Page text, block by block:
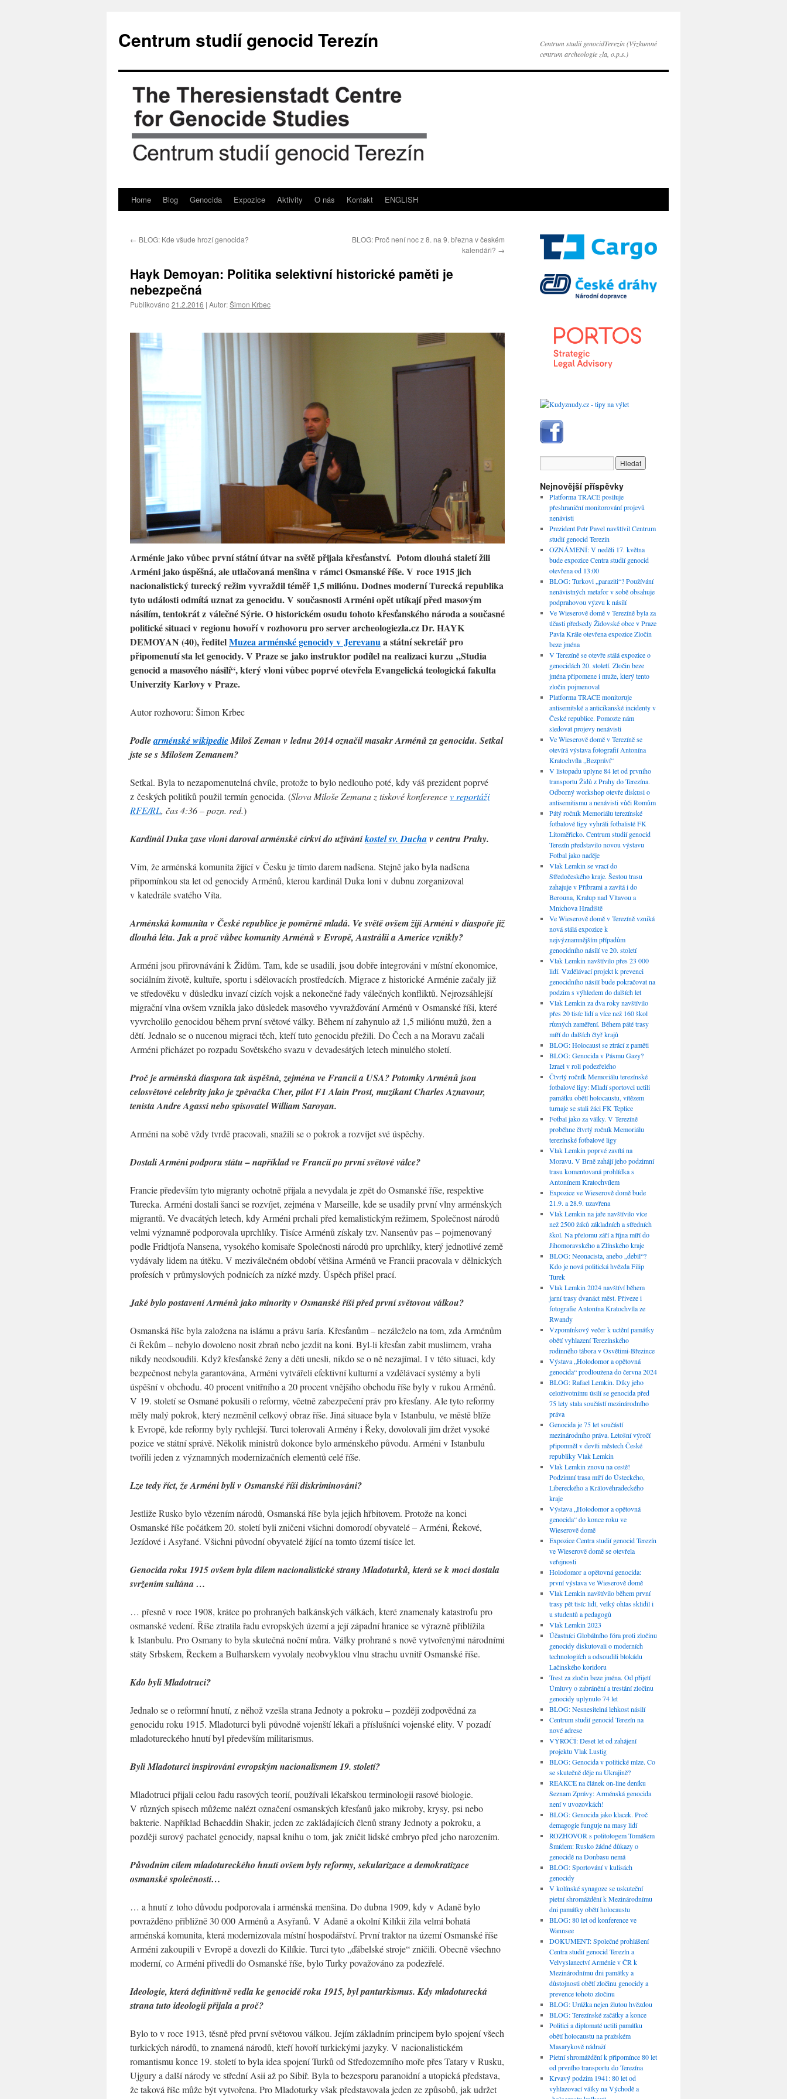
obsahu
webu
Centrum studií genocid Terezín
Centrum studií genocidTerezín (Výzkumné
centrum archeologie zla, o.p.s.)
Home Blog Genocida Expozice Aktivity O nás Kontakt ENGLISH
← BLOG: Kde všude hrozí genocida?
BLOG: Proč není noc z 8. na 9. března v českém
kalendáři? →
Hayk Demoyan: Politika selektivní historické paměti je
nebezpečná
Publikováno 21.2.2016 | Autor:Šimon Krbec
Arménie jako vůbec první státní útvar na světě přijala křesťanství. Potom dlouhá staletí žili
Arméni jako úspěšná, ale utlačovaná menšina v rámci Osmanské říše. V roce 1915 jich
nacionalistický turecký režim vyvraždil téměř 1,5 miliónu. Dodnes moderní Turecká republika
tyto události odmítá uznat za genocidu. V současnosti Arméni opět utíkají před masovým
násilím, tentokrát z válečné Sýrie. O historickém osudu tohoto křesťanského národa a současné
politické situaci v regionu hovoří v rozhovoru pro server archeologiezla.cz Dr. HAYK
DEMOYAN (40), ředitelMuzea arménské genocidy v Jerevanua státní sekretář pro
připomenutí sta let genocidy. V Praze se jako instruktor podílel na realizaci kurzu „Studia
genocid a masového násilí“, který vloni vůbec poprvé otevřela Evangelická teologická fakulta
Univerzity Karlovy v Praze.
Autor rozhovoru: Šimon Krbec
Podlearménské wikipedieMiloš Zeman v lednu 2014 označil masakr Arménů za genocidu. Setkal
jste se s Milošem Zemanem?
Setkal. Byla to nezapomenutelná chvíle, protože to bylo nedlouho poté, kdy váš prezident poprvé
z českých politiků použil termín genocida. (Slova Miloše Zemana z tiskové konferencev reportáži
RFE/RL, čas 4:36 – pozn. red.)
Kardinál Duka zase vloni daroval arménské církvi do užíváníkostel sv. Duchav centru Prahy.
Vím, že arménská komunita žijící v Česku je tímto darem nadšena. Stejně jako byla nadšena
připomínkou sta let od genocidy Arménů, kterou kardinál Duka loni v dubnu zorganizoval
v katedrále svatého Víta.
Arménská komunita v České republice je poměrně mladá. Ve světě ovšem žijí Arméni v diaspoře již
dlouhá léta. Jak a proč vůbec komunity Arménů v Evropě, Austrálii a Americe vznikly?
Arméni jsou přirovnáváni k Židům. Tam, kde se usadili, jsou dobře integrováni v místní ekonomice,
sociálním životě, kultuře, sportu i sdělovacích prostředcích. Migrace z historické Arménie začaly již
ve středověku v důsledku invazí cizích vojsk a nekonečné řady válečných konfliktů. Nejrozsáhlejší
migrační vlna ovšem vznikla jako důsledek masového vyvražďování Arménů v Osmanské říši, které
vyvrcholilo genocidou během první světové války. Během ní zahynulo až 1,5 miliónu mužů, žen a
dětí. Jednalo se o nucenou migraci těch, kteří tuto genocidu přežili. Do Čech a na Moravu začali
Arméni přicházet po rozpadu Sovětského svazu v devadesátých letech minulého století.
Proč je arménská diaspora tak úspěšná, zejména ve Francii a USA? Potomky Arménů jsou
celosvětové celebrity jako je zpěvačka Cher, pilot F1 Alain Prost, muzikant Charles Aznavour,
tenista Andre Agassi nebo spisovatel William Saroyan.
Arméni na sobě vždy tvrdě pracovali, snažili se o pokrok a rozvíjet své úspěchy.
Dostali Arméni podporu státu – například ve Francii po první světové válce?
Francie především tyto migranty ochotně přijala a nevydala je zpět do Osmanské říše, respektive
Turecka. Arméni dostali šanci se rozvíjet, zejména v Marseille, kde se usadily první vlny arménských
migrantů. Ve dvacátých letech, kdy Arméni prchali před kemalistickým režimem, Společnost národů
velmi významně podporovala uprchlíky. Tisíce Arménů získaly tzv. Nansenův pas – pojmenovaný
podle Fridtjofa Nansena, vysokého komisaře Společnosti národů pro uprchlíky, který jednotlivé země
vydávaly lidem na útěku. V meziválečném období většina Arménů ve Francii pracovala v dělnických
profesích v průmyslových podnicích za nízké mzdy. Úspěch přišel prací.
Jaké bylo postavení Arménů jako minority v Osmanské říši před první světovou válkou?
Osmanská říše byla založena na islámu a právu šaría. Křesťanům – nezáleželo na tom, zda Arménům
či Řekům – nebylo dovoleno nosit zbraň nebo jezdit na koni. Byl-li křesťan zabit muslimem, vraha
nikdy neodsoudili. Když křesťanské ženy a děti unesli, nikdo se o ně nezajímal. I v této situaci, kdy
bezpečnost nebyla garantována, Arméni vytvářeli efektivní kulturní a vzdělávací systémy a byli
úspěšní v obchodu. 40 procent vnitřního a 20 procent vnějšího obchodu říše byly v rukou Arménů.
V 19. století se Osmané pokusili o reformy, včetně zabezpečení práv pro křesťany. Ale tyto reformy
měly malý pokrok, který nezměnil celkový obraz říše. Jiná situace byla v Istanbulu, ve městě blíže
k Evropě, kde reformy byly rychlejší. Turci tolerovali Armény i Řeky, dovolovali jim držet vysoké
pozice ve státní správě. Několik ministrů dokonce bylo arménského původu. Arméni v Istanbulu
tvořili jeden z významných modernizačních elementů celé říše.
Lze tedy říct, že Arméni byli v Osmanské říši diskriminováni?
Jestliže Rusko bylo vězením národů, Osmanská říše byla jejich hřbitovem. Protože na konci
Osmanské říše počátkem 20. století byli zničeni všichni domorodí obyvatelé – Arméni, Řekové,
Jezídové i Asyřané. Všichni původní obyvatelé žijící na tomto území tisíce let.
Genocida roku 1915 ovšem byla dílem nacionalistické strany Mladoturků, která se k moci dostala
svržením sultána …
… přesně v roce 1908, krátce po prohraných balkánských válkách, které znamenaly katastrofu pro
osmanské vedení. Říše ztratila řadu evropských území a její západní hranice se výrazně přiblížila
k Istanbulu. Pro Osmany to byla skutečná noční můra. Války prohrané s nově vytvořenými národními
státy Srbskem, Řeckem a Bulharskem vyvolaly neobvyklou vlnu strachu uvnitř Osmanské říše.
Kdo byli Mladotruci?
Jednalo se o reformní hnutí, z něhož vzešla strana Jednoty a pokroku – později zodpovědná za
genocidu roku 1915. Mladoturci byli původně vojenští lékaři a příslušníci vojenské elity. V pozadí
mladotureckého hnutí byl především militarismus.
Byli Mladoturci inspirováni evropským nacionalismem 19. století?
Mladotruci přijali celou řadu rasových teorií, používali lékařskou terminologii rasové biologie.
V různých spisech můžeme nalézt označení osmanských křesťanů jako mikroby, krysy, psi nebo
bakterie. Například Behaeddin Shakir, jeden ze zakládajících členů strany Jednoty a pokroku, a
později surový pachatel genocidy, napsal knihu o tom, jak zničit lidské embryo před jeho narozením.
Původním cílem mladotureckého hnutí ovšem byly reformy, sekularizace a demokratizace
osmanské společnosti…
… a hnutí z toho důvodu podporovala i arménská menšina. Do dubna 1909, kdy v Adaně bylo
povražděno přibližně 30 000 Arménů a Asyřanů. V Adaně a okolní Kilíkii žila velmi bohatá
arménská komunita, která modernizovala místní hospodářství. První traktor na území Osmanské říše
Arméni zakoupili v Evropě a dovezli do Kilíkie. Turci tyto „ďábelské stroje“ zničili. Obecně všechno
moderní, co Arméni přivedli do Osmanské říše, bylo Turky považováno za podezřelé.
Ideologie, která definitivně vedla ke genocidě roku 1915, byl panturkismus. Kdy mladoturecká
strana tuto ideologii přijala a proč?
Bylo to v roce 1913, těsně před první světovou válkou. Jejím základním principem bylo spojení všech
turkických národů, to znamená národů, kteří hovoří turkickými jazyky. V nacionalistickém
romantismu konce 19. století to byla idea spojení Turků od Středozemního moře přes Tatary v Rusku,
Ujgury a další národy ve střední Asii až po Sibiř. Byla to bezesporu paranoidní a utopická představa,
že taková říše může být vytvořena. Pro Mladoturky však představovala jeden ze způsobů, jak udržet
Nejnovější příspěvky
Platforma TRACE posiluje
přeshraniční monitorování projevů
nenávisti
Prezident Petr Pavel navštívil Centrum
studií genocid Terezín
OZNÁMENÍ: V neděli 17. května
bude expozice Centra studií genocid
otevřena od 13:00
BLOG: Turkovi „paraziti“? Používání
nenávistných metafor v sobě obsahuje
podprahovou výzvu k násilí
Ve Wieserově domě v Terezíně byla za
účasti předsedy Židovské obce v Praze
Pavla Krále otevřena expozice Zločin
beze jména
V Terezíně se otevře stálá expozice o
genocidách 20. století. Zločin beze
jména připomene i muže, který tento
zločin pojmenoval
Platforma TRACE monitoruje
antisemitské a anticikanské incidenty v
České republice. Pomozte nám
sledovat projevy nenávisti
Ve Wieserově domě v Terezíně se
otevírá výstava fotografií Antonína
Kratochvíla „Bezpráví“
V listopadu uplyne 84 let od prvního
transportu Židů z Prahy do Terezína.
Odborný workshop otevře diskusi o
antisemitismu a nenávisti vůči Romům
Pátý ročník Memoriálu terezínské
fotbalové ligy vyhráli fotbalisté FK
Litoměřicko. Centrum studií genocid
Terezín představilo novou výstavu
Fotbal jako naděje
Vlak Lemkin se vrací do
Středočeského kraje. Šestou trasu
zahajuje v Příbrami a zavítá i do
Berouna, Kralup nad Vltavou a
Mnichova Hradiště
Ve Wieserově domě v Terezíně vzniká
nová stálá expozice k
nejvýznamnějším případům
genocidního násilí ve 20. století
Vlak Lemkin navštívilo přes 23 000
lidí. Vzdělávací projekt k prevenci
genocidního násilí bude pokračovat na
podzim s výhledem do dalších let
Vlak Lemkin za dva roky navštívilo
přes 20 tisíc lidí a více než 160 škol
různých zaměření. Během páté trasy
míří do dalších čtyř krajů
BLOG: Holocaust se ztrácí z paměti
BLOG: Genocida v Pásmu Gazy?
Izrael v roli podezřelého
Čtvrtý ročník Memoriálu terezínské
fotbalové ligy: Mladí sportovci uctili
památku obětí holocaustu, vítězem
turnaje se stali žáci FK Teplice
Fotbal jako za války. V Terezíně
proběhne čtvrtý ročník Memoriálu
terezínské fotbalové ligy
Vlak Lemkin poprvé zavítá na
Moravu. V Brně zahájí jeho podzimní
trasu komentovaná prohlídka s
Antonínem Kratochvílem
Expozice ve Wieserově domě bude
21.9. a 28.9. uzavřena
Vlak Lemkin na jaře navštívilo více
než 2500 žáků základních a středních
škol. Na přelomu září a října míří do
Jihomoravského a Zlínského kraje
BLOG: Neonacista, anebo „debil“?
Kdo je nová politická hvězda Filip
Turek
Vlak Lemkin 2024 navštíví během
jarní trasy dvanáct měst. Přiveze i
fotografie Antonína Kratochvíla ze
Rwandy
Vzpomínkový večer k uctění památky
obětí vyhlazení Terezínského
rodinného tábora v Osvětimi-Březince
Výstava „Holodomor a opětovná
genocida“ prodloužena do června 2024
BLOG: Rafael Lemkin. Díky jeho
celoživotnímu úsilí se genocida před
75 lety stala součástí mezinárodního
práva
Genocida je 75 let součástí
mezinárodního práva. Letošní výročí
připomněl v devíti městech České
republiky Vlak Lemkin
Vlak Lemkin znovu na cestě!
Podzimní trasa míří do Ústeckého,
Libereckého a Královéhradeckého
kraje
Výstava „Holodomor a opětovná
genocida“ do konce roku ve
Wieserově domě
Expozice Centra studií genocid Terezín
ve Wieserově domě se otevřela
veřejnosti
Holodomor a opětovná genocida:
první výstava ve Wieserově domě
Vlak Lemkin navštívilo během první
trasy pět tisíc lidí, velký ohlas sklidil i
u studentů a pedagogů
Vlak Lemkin 2023
Účastníci Globálního fóra proti zločinu
genocidy diskutovali o moderních
technologiích a odsoudili blokádu
Lačinského koridoru
Trest za zločin beze jména. Od přijetí
Úmluvy o zabránění a trestání zločinu
genocidy uplynulo 74 let
BLOG: Nesnesitelná lehkost násilí
Centrum studií genocid Terezín na
nové adrese
VÝROČÍ: Deset let od zahájení
projektu Vlak Lustig
BLOG: Genocida v politické mlze. Co
se skutečně děje na Ukrajině?
REAKCE na článek on-line deníku
Seznam Zprávy: Arménská genocida
není v uvozovkách!
BLOG: Genocida jako klacek. Proč
demagogie funguje na masy lidí
ROZHOVOR s politologem Tomášem
Šmídem: Rusko žádné důkazy o
genocidě na Donbasu nemá
BLOG: Sportování v kulisách
genocidy
V kolínské synagoze se uskuteční
pietní shromáždění k Mezinárodnímu
dni památky obětí holocaustu
BLOG: 80 let od konference ve
Wannsee
DOKUMENT: Společné prohlášení
Centra studií genocid Terezín a
Velvyslanectví Arménie v ČR k
Mezinárodnímu dni památky a
důstojnosti obětí zločinu genocidy a
prevence tohoto zločinu
BLOG: Urážka nejen žlutou hvězdou
BLOG: Terezínské začátky a konce
Politici a diplomaté uctili památku
obětí holocaustu na pražském
Masarykově nádraží
Pietní shromáždění k připomínce 80 let
od prvního transportu do Terezína
Krvavý podzim 1941: 80 let od
vyhlazovací války na Východě a